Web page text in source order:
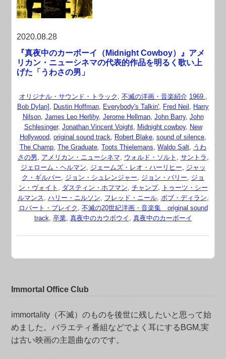
2020.08.28
『真夜中のカーボーイ（Midnight Cowboy）』アメ
リカン・ニューシネマの代表的作品を明るく歌い上
げた「うわさの男」
オリジナル・サウンド・トラック , 不滅の洋画・音楽紹介 1969.,
Bob Dylan] , Dustin Hoffman, Everybody's Talkin', Fred Neil , Harry
Nilson, James Leo Herlihy, Jerome Hellman, John Barry, John
Schlesinger, Jonathan Vincent Voight, Midnight cowboy, New
Hollywood, original sound track, Robert Blake, sound of silence,
The Champ, The Graduate, Toots Thielemans, Waldo Salt, うわ
さの男 , アメリカン・ニューシネマ, ウォルド・ソルト , サントラ ,
ジェローム・ヘルマン, ジェームズ・レオ・ハーリヒー, ジャッ
ク・ギルバー, ジョン・シュレンジャー, ジョン・バリー, ジョ
ン・ヴォイト , ダスティン・ホフマン, チャンプ, トゥーツ・シー
ルマンス, ハリー・ニルソン, フレッド・ニール, ボブ・ディラン,
ロバート・ブレイク , 不滅の20世紀洋画・音楽集 original sound
track, 卒業, 真夜中のカウボウイ , 真夜中のカーボーイ
Immortal Office Club
immortality（不滅）のものを後世に残したいと思って始
めました。バラエティ番組などでよく耳にするBGM,実
は古い映画の主題曲なのです。